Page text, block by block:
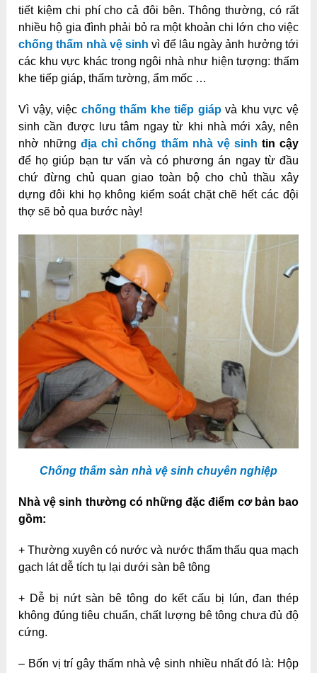
tiết kiệm chi phí cho cả đôi bên. Thông thường, có rất
nhiều hộ gia đình phải bỏ ra một khoản chi lớn cho việc
chống thấm nhà vệ sinh vì để lâu ngày ảnh hưởng tới
các khu vực khác trong ngôi nhà như hiện tượng: thấm
khe tiếp giáp, thấm tường, ẩm mốc …
Vì vậy, việc chống thấm khe tiếp giápvà khu vực vệ
sinh cần được lưu tâm ngay từ khi nhà mới xây, nên
nhờ nhữngđịa chỉ chống thấm nhà vệ sinh tin cậy
để họ giúp bạn tư vấn và có phương án ngay từ đầu
chứ đừng chủ quan giao toàn bộ cho chủ thầu xây
dựng đôi khi họ không kiểm soát chặt chẽ hết các đội
thợ sẽ bỏ qua bước này!
Chống thấm sàn nhà vệ sinh chuyên nghiệp
Nhà vệ sinh thường có những đặc điểm cơ bản bao
gồm:
+ Thường xuyên có nước và nước thẩm thấu qua mạch
gạch lát dễ tích tụ lại dưới sàn bê tông
+ Dễ bị nứt sàn bê tông do kết cấu bị lún, đan thép
không đúng tiêu chuẩn, chất lượng bê tông chưa đủ độ
cứng.
– Bốn vị trí gây thấm nhà vệ sinh nhiều nhất đó là: Hộp